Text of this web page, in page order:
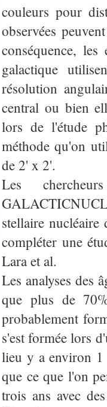
couleurs pour
observées
conséquence,
galactique
résolution
central ou bien
lors de l'étude
méthode qu'on
de 2' x 2'.
Les
stellaire
compléter une
Lara et al.
Les analyses des
que plus de
probablement
s'est formée lors
lieu y a environ 1
que ce que l'on
trois ans avec